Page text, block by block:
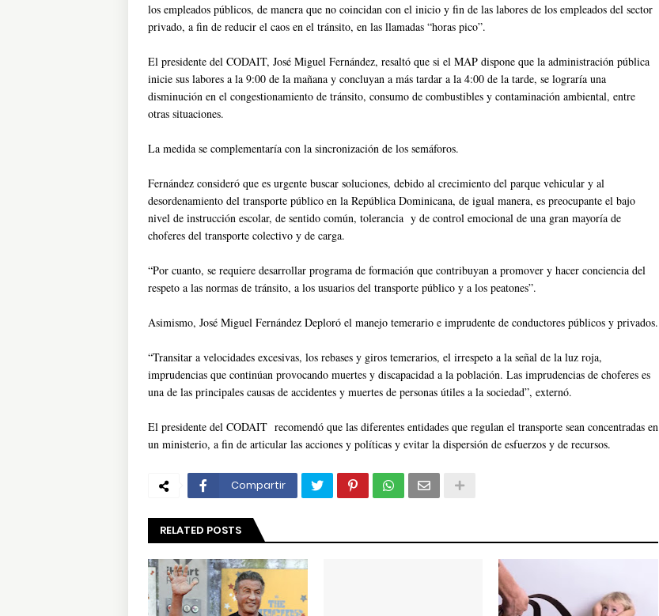
los empleados públicos, de manera que no coincidan con el inicio y fin de las labores de los empleados del sector
privado, a fin de reducir el caos en el tránsito, en las llamadas “horas pico”.
El presidente del CODAIT, José Miguel Fernández, resaltó que si el MAP dispone que la administración pública
inicie sus labores a la 9:00 de la mañana y concluyan a más tardar a la 4:00 de la tarde, se lograría una
disminución en el congestionamiento de tránsito, consumo de combustibles y contaminación ambiental, entre
otras situaciones.
La medida se complementaría con la sincronización de los semáforos.
Fernández consideró que es urgente buscar soluciones, debido al crecimiento del parque vehicular y al
desordenamiento del transporte público en la República Dominicana, de igual manera, es preocupante el bajo
nivel de instrucción escolar, de sentido común, tolerancia y de control emocional de una gran mayoría de
choferes del transporte colectivo y de carga.
“Por cuanto, se requiere desarrollar programa de formación que contribuyan a promover y hacer conciencia del
respeto a las normas de tránsito, a los usuarios del transporte público y a los peatones”.
Asimismo, José Miguel Fernández Deploró el manejo temerario e imprudente de conductores públicos y privados.
“Transitar a velocidades excesivas, los rebases y giros temerarios, el irrespeto a la señal de la luz roja,
imprudencias que continúan provocando muertes y discapacidad a la población. Las imprudencias de choferes es
una de las principales causas de accidentes y muertes de personas útiles a la sociedad”, externó.
El presidente del CODAIT recomendó que las diferentes entidades que regulan el transporte sean concentradas en
un ministerio, a fin de articular las acciones y políticas y evitar la dispersión de esfuerzos y de recursos.
Compartir
RELATED POSTS